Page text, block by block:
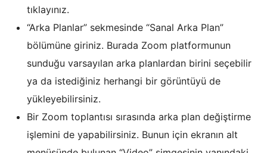
tıklayınız.
“Arka Planlar” sekmesinde “Sanal Arka Plan”
bölümüne giriniz. Burada Zoom platformunun
sunduğu varsayılan arka planlardan birini seçebilir
ya da istediğiniz herhangi bir görüntüyü de
yükleyebilirsiniz.
Bir Zoom toplantısı sırasında arka plan değiştirme
işlemini de yapabilirsiniz. Bunun için ekranın alt